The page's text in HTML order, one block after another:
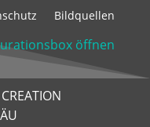
Bildquellen
öffnen